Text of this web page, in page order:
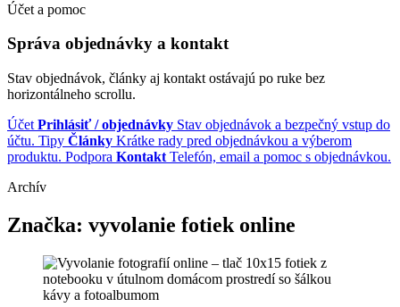
Účet a pomoc
Správa objednávky a kontakt
Stav objednávok, články aj kontakt ostávajú po ruke bez
horizontálneho scrollu.
Účet Prihlásiť / objednávky Stav objednávok a bezpečný vstup do
účtu. Tipy Články Krátke rady pred objednávkou a výberom
produktu. Podpora Kontakt Telefón, email a pomoc s objednávkou.
Archív
Značka: vyvolanie fotiek online